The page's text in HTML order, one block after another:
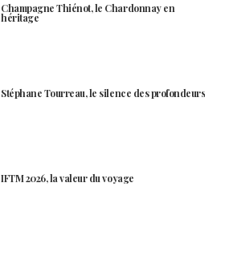
Champagne Thiénot, le Chardonnay en
héritage
Stéphane Tourreau, le silence des profondeurs
IFTM 2026, la valeur du voyage